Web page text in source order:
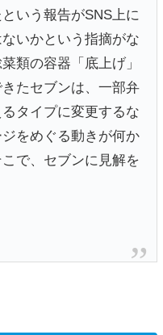
いう報告がSNS上に
いかという指摘がな
類の容器「底上げ」
たセブンは、一部弁
タイプに変更するな
をめぐる動きが何か
で、セブンに見解を